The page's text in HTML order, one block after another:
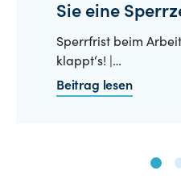
Sie eine
Sperrfrist beim
klappt‘s! |…
Beitrag lesen